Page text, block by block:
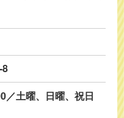
8
／土曜、日曜、祝日